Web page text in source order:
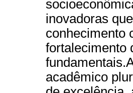
inovadoras
conhecimento
fortalecimento
acadêmico